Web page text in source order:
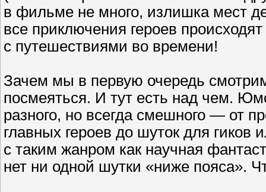
в фильме не много, излишка мест
все приключения героев
с путешествиями во времени!
Зачем мы в первую очередь
посмеяться. И тут есть над чем.
разного, но всегда смешного — от
главных героев до шуток для гиков
с таким жанром как научная
нет ни одной шутки «ниже пояса».